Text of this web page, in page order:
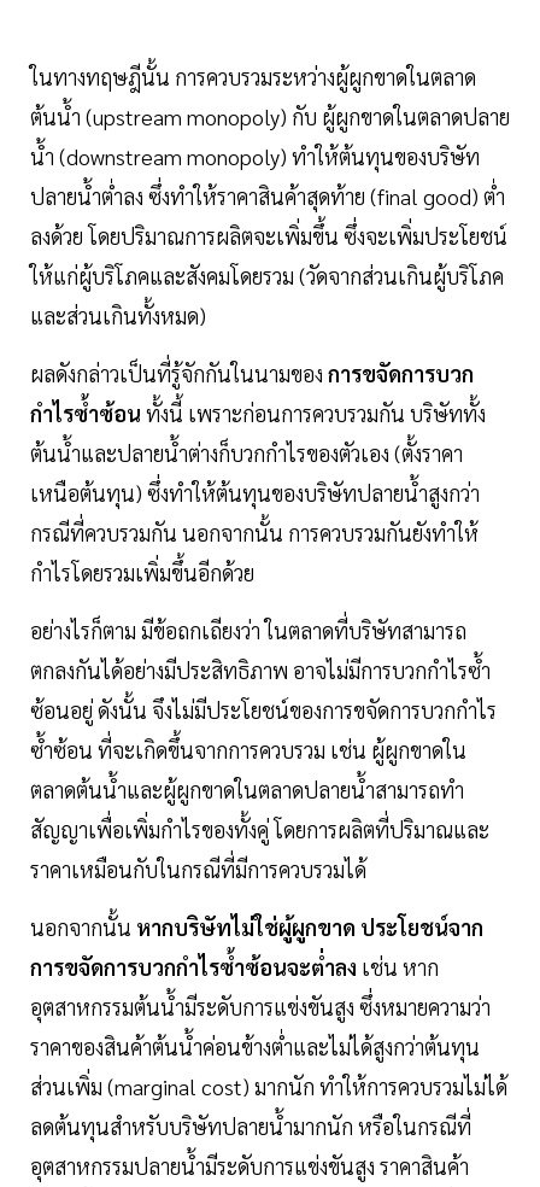
ในทางทฤษฎีนั้น การควบรวมระหว่างผู้ผูกขาดในตลาด
ต้นน้ำ (upstream monopoly) กับ ผู้ผูกขาดในตลาดปลาย
น้ำ (downstream monopoly) ทำให้ต้นทุนของบริษัท
ปลายน้ำต่ำลง ซึ่งทำให้ราคาสินค้าสุดท้าย (final good) ต่ำ
ลงด้วย โดยปริมาณการผลิตจะเพิ่มขึ้น ซึ่งจะเพิ่มประโยชน์
ให้แก่ผู้บริโภคและสังคมโดยรวม (วัดจากส่วนเกินผู้บริโภค
และส่วนเกินทั้งหมด)
ผลดังกล่าวเป็นที่รู้จักกันในนามของ การขจัดการบวก
กำไรซ้ำซ้อน ทั้งนี้ เพราะก่อนการควบรวมกัน บริษัททั้ง
ต้นน้ำและปลายน้ำต่างก็บวกกำไรของตัวเอง (ตั้งราคา
เหนือต้นทุน) ซึ่งทำให้ต้นทุนของบริษัทปลายน้ำสูงกว่า
กรณีที่ควบรวมกัน นอกจากนั้น การควบรวมกันยังทำให้
กำไรโดยรวมเพิ่มขึ้นอีกด้วย
อย่างไรก็ตาม มีข้อถกเถียงว่า ในตลาดที่บริษัทสามารถ
ตกลงกันได้อย่างมีประสิทธิภาพ อาจไม่มีการบวกกำไรซ้ำ
ซ้อนอยู่ ดังนั้น จึงไม่มีประโยชน์ของการขจัดการบวกกำไร
ซ้ำซ้อน ที่จะเกิดขึ้นจากการควบรวม เช่น ผู้ผูกขาดใน
ตลาดต้นน้ำและผู้ผูกขาดในตลาดปลายน้ำสามารถทำ
สัญญาเพื่อเพิ่มกำไรของทั้งคู่ โดยการผลิตที่ปริมาณและ
ราคาเหมือนกับในกรณีที่มีการควบรวมได้
นอกจากนั้น หากบริษัทไม่ใช่ผู้ผูกขาด ประโยชน์จาก
การขจัดการบวกกำไรซ้ำซ้อนจะต่ำลง เช่น หาก
อุตสาหกรรมต้นน้ำมีระดับการแข่งขันสูง ซึ่งหมายความว่า
ราคาของสินค้าต้นน้ำค่อนข้างต่ำและไม่ได้สูงกว่าต้นทุน
ส่วนเพิ่ม (marginal cost) มากนัก ทำให้การควบรวมไม่ได้
ลดต้นทุนสำหรับบริษัทปลายน้ำมากนัก หรือในกรณีที่
อุตสาหกรรมปลายน้ำมีระดับการแข่งขันสูง ราคาสินค้า